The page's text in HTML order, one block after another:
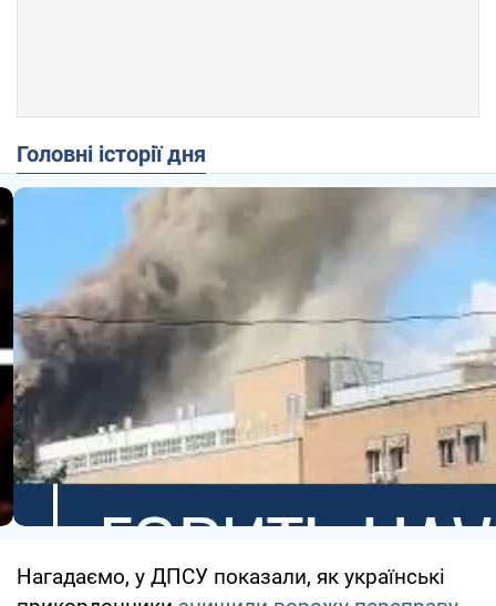
Головні історії дня
Нагадаємо, у ДПСУ показали, як українські